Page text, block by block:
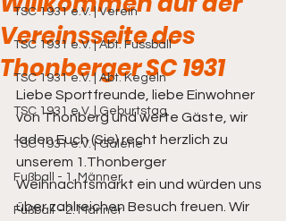
TSC 1931 e.V. | Verein
TSC 1931 e.V. | Abt. Fussball
TSC 1931 e.V. | Abt. Kegeln
TSC 1931 e.V. | Geburtstag
TSC 1931 e.V. | Galerie
Fußball - 1. Männer
Fußball - 2. Männer
Vereinsseite des
Thonberger SC 1931
Liebe Sportfreunde, liebe Einwohner
von Thonberg und werte Gäste, wir
laden Euch (Sie) recht herzlich zu
unserem 1.Thonberger
Weihnachtsmarkt ein und würden uns
über zahlreichen Besuch freuen. Wir